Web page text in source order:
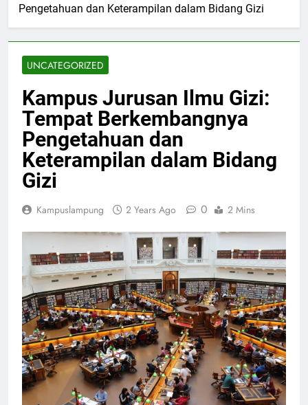
Pengetahuan dan Keterampilan dalam Bidang Gizi
UNCATEGORIZED
Kampus Jurusan Ilmu Gizi:
Tempat Berkembangnya
Pengetahuan dan
Keterampilan dalam Bidang
Gizi
Kampuslampung 2 Years Ago 0 2 Mins